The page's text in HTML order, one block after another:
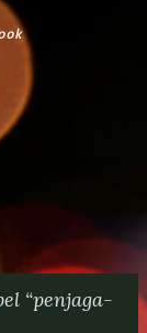
penjaga-